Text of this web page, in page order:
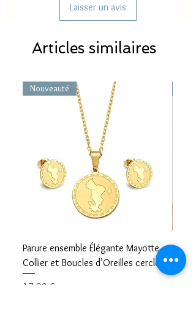
Laisser un avis
Articles similaires
Nouveauté
Parure ensemble Élégante Mayotte –
Collier et Boucles d’Oreilles cercle
Prix
17,99 €